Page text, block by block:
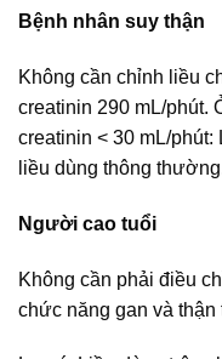
Bệnh nhân suy thận
Không cần chỉnh liều
creatinin 290 mL/phút.
creatinin < 30 mL/
liều dùng thông
Người cao tuổi
Không cần phải điều
chức năng gan và thận